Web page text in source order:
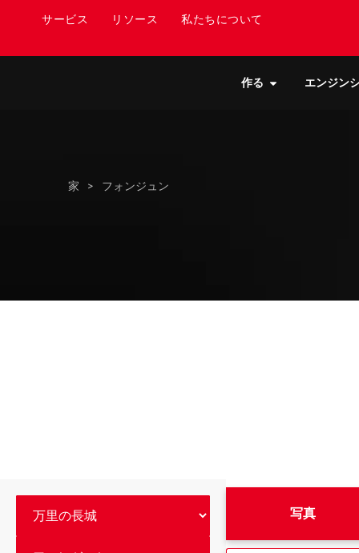
サービス リソース 私たちについて
作る エンジン
家 > フォンジュン
写真